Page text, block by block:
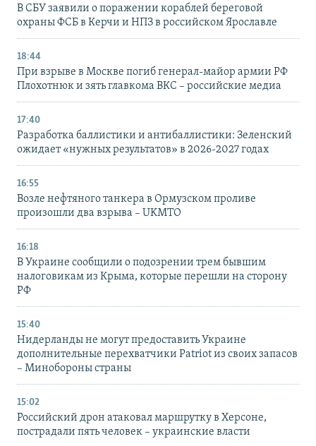
В СБУ заявили о поражении кораблей береговой
охраны ФСБ в Керчи и НПЗ в российском Ярославле
18:44
При взрыве в Москве погиб генерал-майор армии РФ
Плохотнюк и зять главкома ВКС – российские медиа
17:40
Разработка баллистики и антибаллистики: Зеленский
ожидает «нужных результатов» в 2026-2027 годах
16:55
Возле нефтяного танкера в Ормузском проливе
произошли два взрыва – UKMTO
16:18
В Украине сообщили о подозрении трем бывшим
налоговикам из Крыма, которые перешли на сторону
РФ
15:40
Нидерланды не могут предоставить Украине
дополнительные перехватчики Patriot из своих запасов
– Минобороны страны
15:02
Российский дрон атаковал маршрутку в Херсоне,
пострадали пять человек – украинские власти